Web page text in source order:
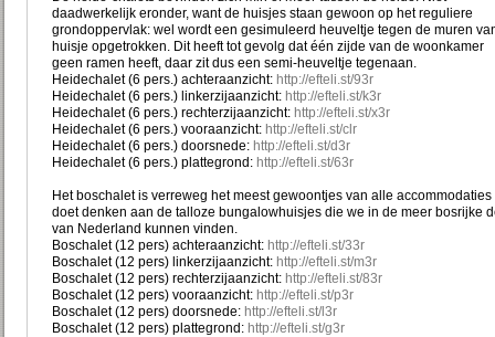
daadwerkelijk eronder, want de huisjes staan gewoon op het reguliere
grondoppervlak: wel wordt een gesimuleerd heuveltje tegen de muren
huisje opgetrokken. Dit heeft tot gevolg dat één zijde van de woonkamer
geen ramen heeft, daar zit dus een semi-heuveltje tegenaan.
Heidechalet (6 pers.) achteraanzicht: http://efteli.st/93r
Heidechalet (6 pers.) linkerzijaanzicht: http://efteli.st/k3r
Heidechalet (6 pers.) rechterzijaanzicht: http://efteli.st/x3r
Heidechalet (6 pers.) vooraanzicht: http://efteli.st/clr
Heidechalet (6 pers.) doorsnede: http://efteli.st/d3r
Heidechalet (6 pers.) plattegrond: http://efteli.st/63r
Het boschalet is verreweg het meest gewoontjes van alle accommodaties
doet denken aan de talloze bungalowhuisjes die we in de meer bosrijke
van Nederland kunnen vinden.
Boschalet (12 pers) achteraanzicht: http://efteli.st/33r
Boschalet (12 pers) linkerzijaanzicht: http://efteli.st/m3r
Boschalet (12 pers) rechterzijaanzicht: http://efteli.st/83r
Boschalet (12 pers) vooraanzicht: http://efteli.st/p3r
Boschalet (12 pers) doorsnede: http://efteli.st/l3r
Boschalet (12 pers) plattegrond: http://efteli.st/g3r